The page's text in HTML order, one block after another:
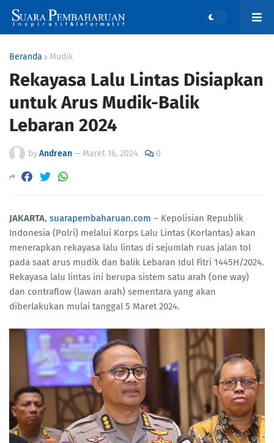
Beranda Mudik
Rekayasa Lalu Lintas Disiapkan
untuk Arus Mudik-Balik
Lebaran 2024
byAndrean— Maret 16, 2024 0
JAKARTA, suarapembaharuan.com – Kepolisian Republik
Indonesia (Polri) melalui Korps Lalu Lintas (Korlantas) akan
menerapkan rekayasa lalu lintas di sejumlah ruas jalan tol
pada saat arus mudik dan balik Lebaran Idul Fitri 1445H/2024.
Rekayasa lalu lintas ini berupa sistem satu arah (one way)
dan contraflow (lawan arah) sementara yang akan
diberlakukan mulai tanggal 5 Maret 2024.